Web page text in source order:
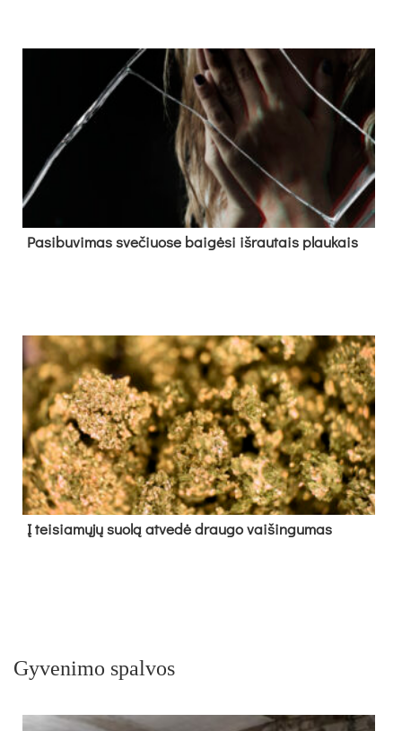
Pa­si­bu­vi­mas sve­čiuo­se bai­gė­si iš­rau­tais plau­kais
Į tei­sia­mų­jų suo­lą at­ve­dė drau­go vai­šin­gu­mas
Gyvenimo spalvos